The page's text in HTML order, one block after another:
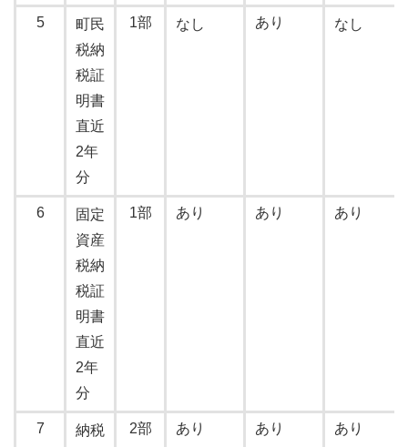
5
町民
税納
税証
明書
直近
2年
分
1部 なし あり なし
6
固定
資産
税納
税証
明書
直近
2年
分
1部 あり あり あり
7
納税
2部 あり あり あり